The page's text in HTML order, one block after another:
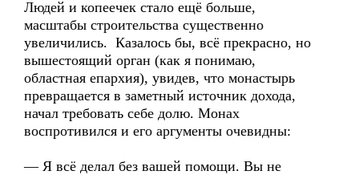
Людей и копеечек стало ещё больше,
масштабы строительства существенно
увеличились. Казалось бы, всё прекрасно, но
вышестоящий орган (как я понимаю,
областная епархия), увидев, что монастырь
превращается в заметный источник дохода,
начал требовать себе долю. Монах
воспротивился и его аргументы очевидны:
— Я всё делал без вашей помощи. Вы не